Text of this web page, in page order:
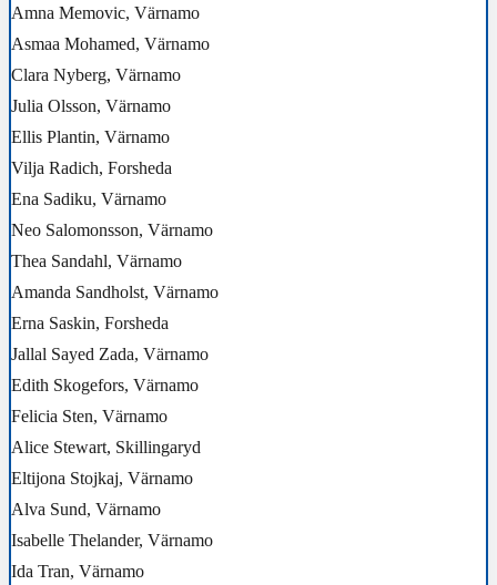
Amna Memovic, Värnamo
Asmaa Mohamed, Värnamo
Clara Nyberg, Värnamo
Julia Olsson, Värnamo
Ellis Plantin, Värnamo
Vilja Radich, Forsheda
Ena Sadiku, Värnamo
Neo Salomonsson, Värnamo
Thea Sandahl, Värnamo
Amanda Sandholst, Värnamo
Erna Saskin, Forsheda
Jallal Sayed Zada, Värnamo
Edith Skogefors, Värnamo
Felicia Sten, Värnamo
Alice Stewart, Skillingaryd
Eltijona Stojkaj, Värnamo
Alva Sund, Värnamo
Isabelle Thelander, Värnamo
Ida Tran, Värnamo